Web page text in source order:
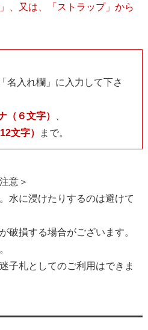
、又は、「ストラップ」から
名入れ欄」に入力して下さ
（６文字）
文字） まで。
意＞
水に浸けたりするのは避けて
破損する場合がございます。
子札としてのご利用はできま